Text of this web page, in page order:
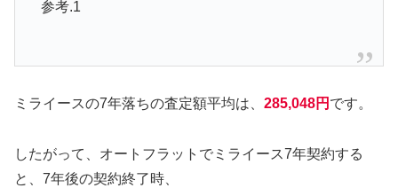
参考.1
ミライースの7年落ちの査定額平均は、 285,048円 です。
したがって、オートフラットでミライース7年契約する
と、7年後の契約終了時、